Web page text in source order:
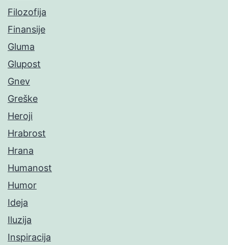
Filozofija
Finansije
Gluma
Glupost
Gnev
Greške
Heroji
Hrabrost
Hrana
Humanost
Humor
Ideja
Iluzija
Inspiracija